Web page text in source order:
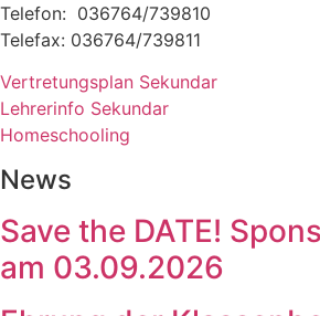
Telefon: 036764/739810
Telefax: 036764/739811
Vertretungsplan Sekundar
Lehrerinfo Sekundar
Homeschooling
News
Save the DATE!
am 03.09.2026